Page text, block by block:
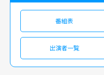
番組表
出演者一覧